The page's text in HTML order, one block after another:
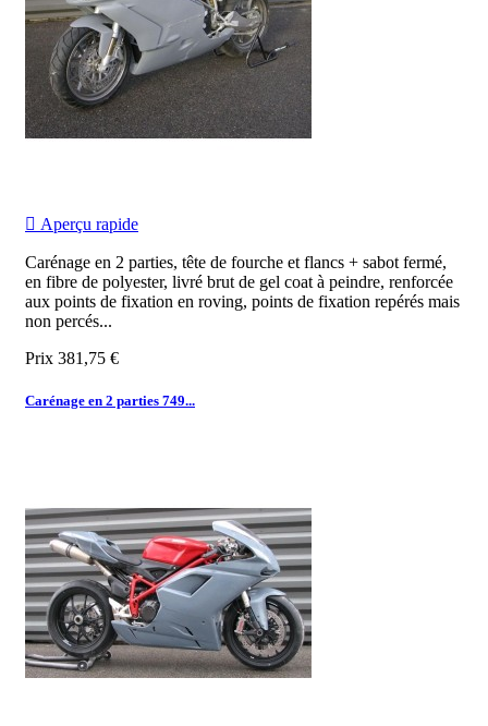
 Aperçu rapide
Carénage en 2 parties, tête de fourche et flancs + sabot fermé,
en fibre de polyester, livré brut de gel coat à peindre, renforcée
aux points de fixation en roving, points de fixation repérés mais
non percés...
Prix 381,75 €
Carénage en 2 parties 749...